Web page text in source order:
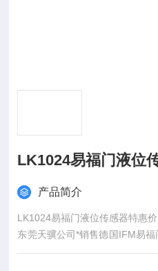
LK1024易福门液位
产品简介
LK1024易福门液位传感器特惠价
东莞天骥公司*销售德国IFM易福
动化领域的服务贸易商，专业